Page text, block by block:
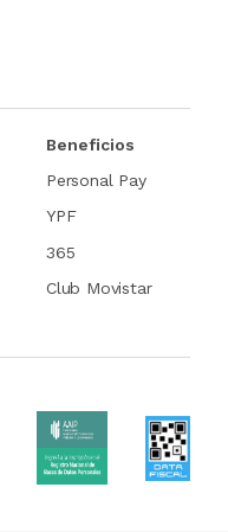
Beneficios
Personal Pay
YPF
365
Club Movistar